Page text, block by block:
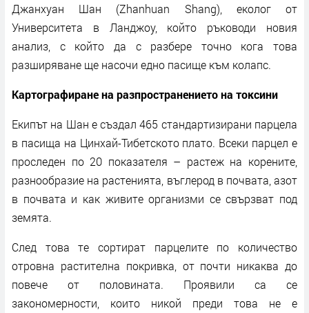
Джанхуан Шан (Zhanhuan Shang), еколог от
Университета в Ланджоу, който ръководи новия
анализ, с който да с разбере точно кога това
разширяване ще насочи едно пасище към колапс.
Картографиране на разпространението на токсини
Екипът на Шан е създал 465 стандартизирани парцела
в пасища на Цинхай-Тибетското плато. Всеки парцел е
проследен по 20 показателя – растеж на корените,
разнообразие на растенията, въглерод в почвата, азот
в почвата и как живите организми се свързват под
земята.
След това те сортират парцелите по количество
отровна растителна покривка, от почти никаква до
повече от половината. Проявили са се
закономерности, които никой преди това не е